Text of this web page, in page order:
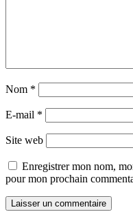
Nom *
E-mail *
Site web
Enregistrer mon nom,
pour mon prochain